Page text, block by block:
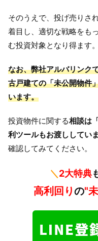
そのうえで、投げ売りさ
着目し、適切な戦略をも
む投資対象となり得ます。
なお、弊社アルバリンク
古戸建ての「未公開物件
います。
投資物件に関する相談は
利ツールもお渡ししてい
確認してみてください。
＼2大特典
高利回りの"